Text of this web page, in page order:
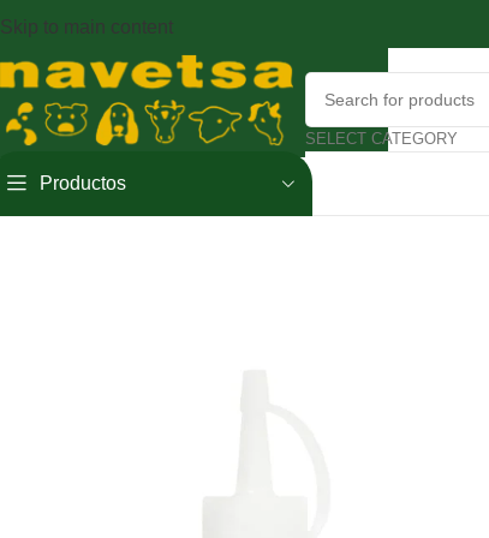
Skip to main content
SELECT CATEGORY
Productos